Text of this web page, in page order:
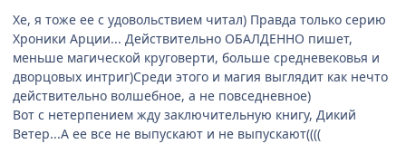
Хе, я тоже ее с удовольствием читал) Правда только серию
Хроники Арции... Действительно ОБАЛДЕННО пишет,
меньше магической круговерти, больше средневековья и
дворцовых интриг)Среди этого и магия выглядит как нечто
действительно волшебное, а не повседневное)
Вот с нетерпением жду заключительную книгу, Дикий
Ветер...А ее все не выпускают и не выпускают((((